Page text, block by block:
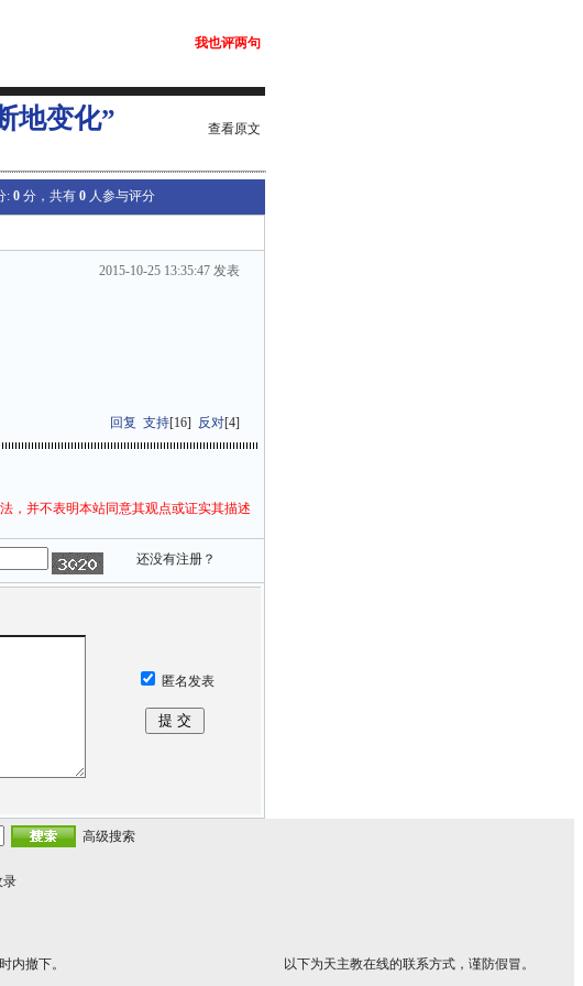
我也评两句
地变化” 查看原文
: 0 分，共有 0 人参与评分
2015-10-25 13:35:47 发表
回复 支持[16] 反对[4]
，并不表明本站同意其观点或证实其描述
还没有注册？
匿名发表
高级搜索
录
内撤下。 以下为天主教在线的联系方式，谨防假冒。